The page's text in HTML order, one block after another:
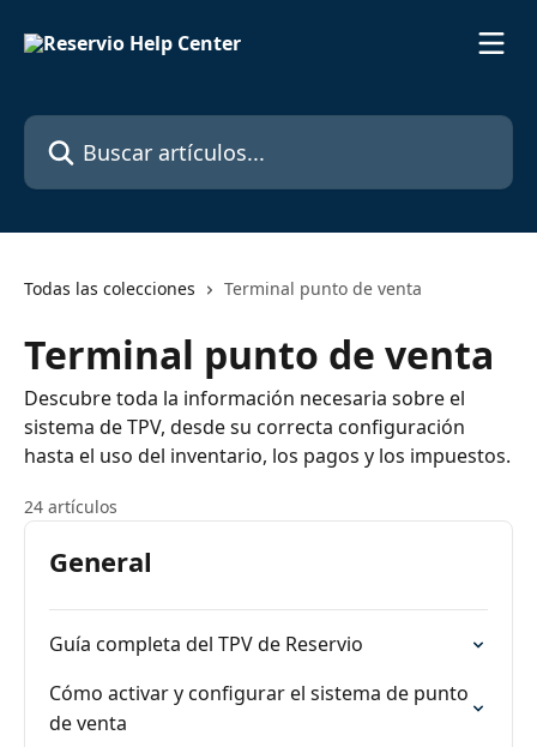
Buscar artículos...
Todas las colecciones Terminal punto de venta
Terminal punto de venta
Descubre toda la información necesaria sobre el
sistema de TPV, desde su correcta configuración
hasta el uso del inventario, los pagos y los impuestos.
24 artículos
General
Guía completa del TPV de Reservio
Cómo activar y configurar el sistema de punto
de venta